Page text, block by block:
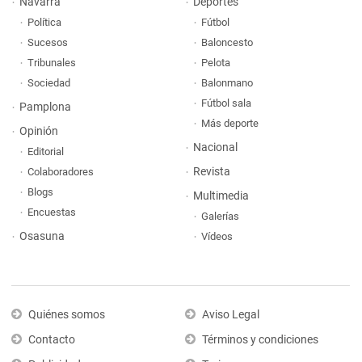
Política
Sucesos
Tribunales
Sociedad
Pamplona
Opinión
Editorial
Colaboradores
Blogs
Encuestas
Osasuna
Fútbol
Baloncesto
Pelota
Balonmano
Fútbol sala
Más deporte
Nacional
Revista
Multimedia
Galerías
Vídeos
Quiénes somos
Contacto
Aviso Legal
Términos y condiciones